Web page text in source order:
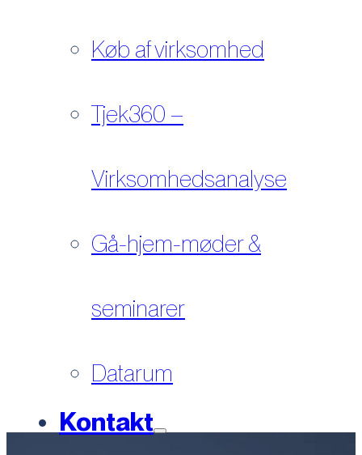
Køb af virksomhed
Tjek360 –
Virksomhedsanalyse
Gå-hjem-møder &
seminarer
Datarum
Kontakt